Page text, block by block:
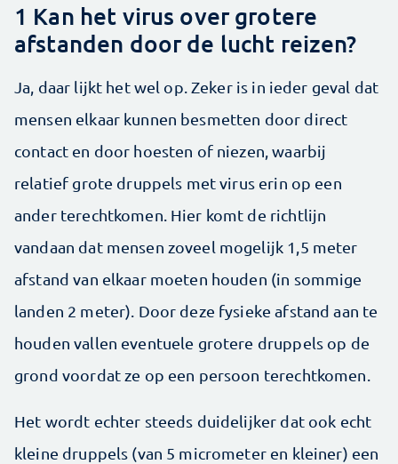
1 Kan het virus over grotere
afstanden door de lucht reizen?
Ja, daar lijkt het wel op. Zeker is in ieder geval dat
mensen elkaar kunnen besmetten door direct
contact en door hoesten of niezen, waarbij
relatief grote druppels met virus erin op een
ander terechtkomen. Hier komt de richtlijn
vandaan dat mensen zoveel mogelijk 1,5 meter
afstand van elkaar moeten houden (in sommige
landen 2 meter). Door deze fysieke afstand aan te
houden vallen eventuele grotere druppels op de
grond voordat ze op een persoon terechtkomen.
Het wordt echter steeds duidelijker dat ook echt
kleine druppels (van 5 micrometer en kleiner) een